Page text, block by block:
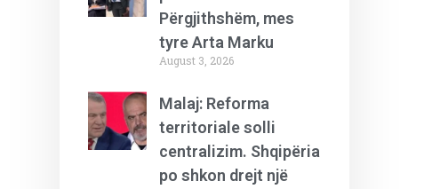
Përgjithshëm, mes
tyre Arta Marku
August 3, 2026
Malaj: Reforma
territoriale solli
centralizim. Shqipëria
po shkon drejt një